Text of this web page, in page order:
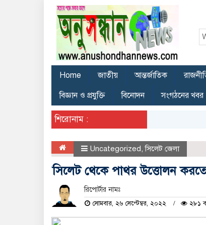
Home জাতীয় আন্তর্জাতিক
বিজ্ঞান ও প্রযুক্তি
বিনোদন সংগঠনের খবর
শিরোনাম :
Uncategorized,সিলেট জেলা
সিলেট থেকে পাথর উত্তোলন
রিপোর্টার নামঃ
সোমবার, ২৬ সেপ্টেম্বর, ২০২২ ২৮১